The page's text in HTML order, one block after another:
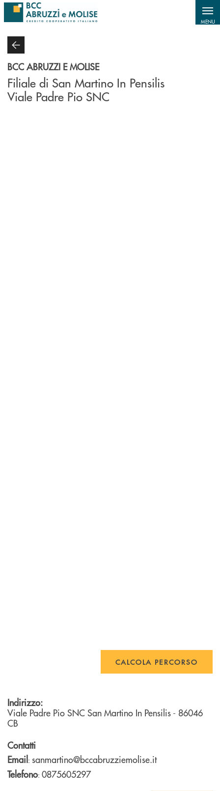
Salta al contenuto principale
MENU
BCC ABRUZZI E MOLISE
Filiale di San Martino In Pensilis
Viale Padre Pio SNC
CALCOLA PERCORSO
Indirizzo:
Viale Padre Pio SNC San Martino In Pensilis - 86046
CB
Contatti
Email: sanmartino@bccabruzziemolise.it
Telefono: 0875605297